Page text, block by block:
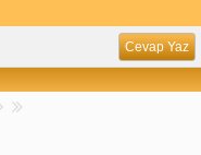
Cevap Yaz